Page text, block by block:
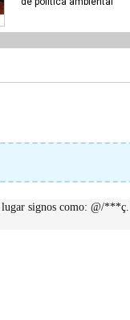
lugar signos como: @/***ç.